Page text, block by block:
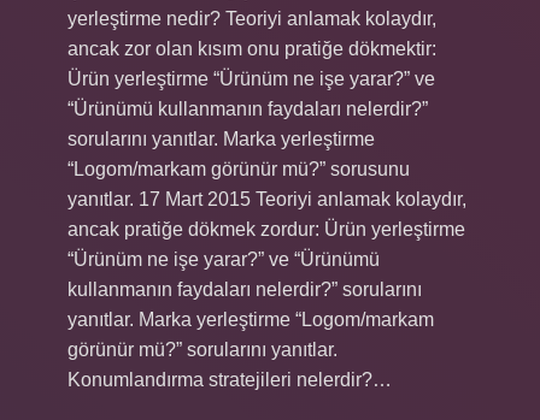
yerleştirme nedir? Teoriyi anlamak kolaydır,
ancak zor olan kısım onu ​​pratiğe dökmektir:
Ürün yerleştirme “Ürünüm ne işe yarar?” ve
“Ürünümü kullanmanın faydaları nelerdir?”
sorularını yanıtlar. Marka yerleştirme
“Logom/markam görünür mü?” sorusunu
yanıtlar. 17 Mart 2015 Teoriyi anlamak kolaydır,
ancak pratiğe dökmek zordur: Ürün yerleştirme
“Ürünüm ne işe yarar?” ve “Ürünümü
kullanmanın faydaları nelerdir?” sorularını
yanıtlar. Marka yerleştirme “Logom/markam
görünür mü?” sorularını yanıtlar.
Konumlandırma stratejileri nelerdir?…